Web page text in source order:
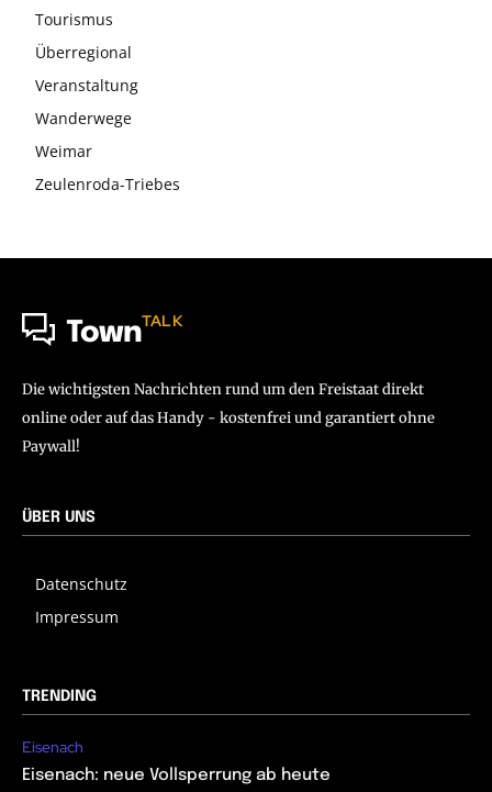
Tourismus
Überregional
Veranstaltung
Wanderwege
Weimar
Zeulenroda-Triebes
TownTALK
Die wichtigsten Nachrichten rund um den Freistaat direkt
online oder auf das Handy - kostenfrei und garantiert ohne
Paywall!
ÜBER UNS
Datenschutz
Impressum
TRENDING
Eisenach
Eisenach: neue Vollsperrung ab heute